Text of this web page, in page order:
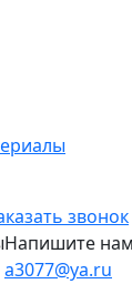
звонок
Напишите нам
a3077@ya.ru